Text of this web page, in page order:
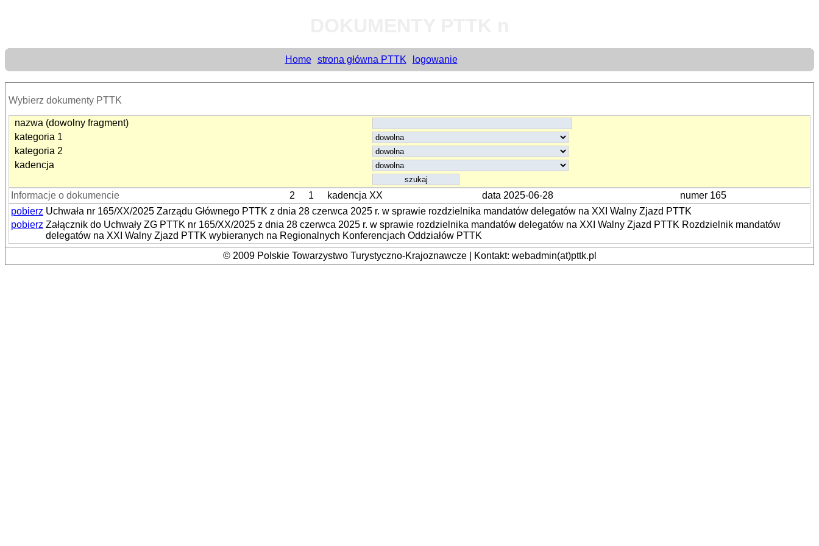
Home strona główna PTTK logowanie
Wybierz dokumenty PTTK
nazwa (dowolny fragment)
kategoria 1
kategoria 2
kadencja
Informacje o dokumencie 2 1 kadencja XX data 2025-06-28
numer 165
pobierz Uchwała nr 165/XX/2025 Zarządu Głównego PTTK z dnia 28 czerwca 2025 r. w sprawie rozdzielnika mandatów delegatów na XXI Walny Zjazd PTTK
pobierz Załącznik do Uchwały ZG PTTK nr 165/XX/2025 z dnia 28 czerwca 2025 r. w sprawie rozdzielnika mandatów delegatów na XXI Walny Zjazd PTTK Rozdzielnik mandatów
delegatów na XXI Walny Zjazd PTTK wybieranych na Regionalnych Konferencjach Oddziałów PTTK
© 2009 Polskie Towarzystwo Turystyczno-Krajoznawcze | Kontakt: webadmin(at)pttk.pl